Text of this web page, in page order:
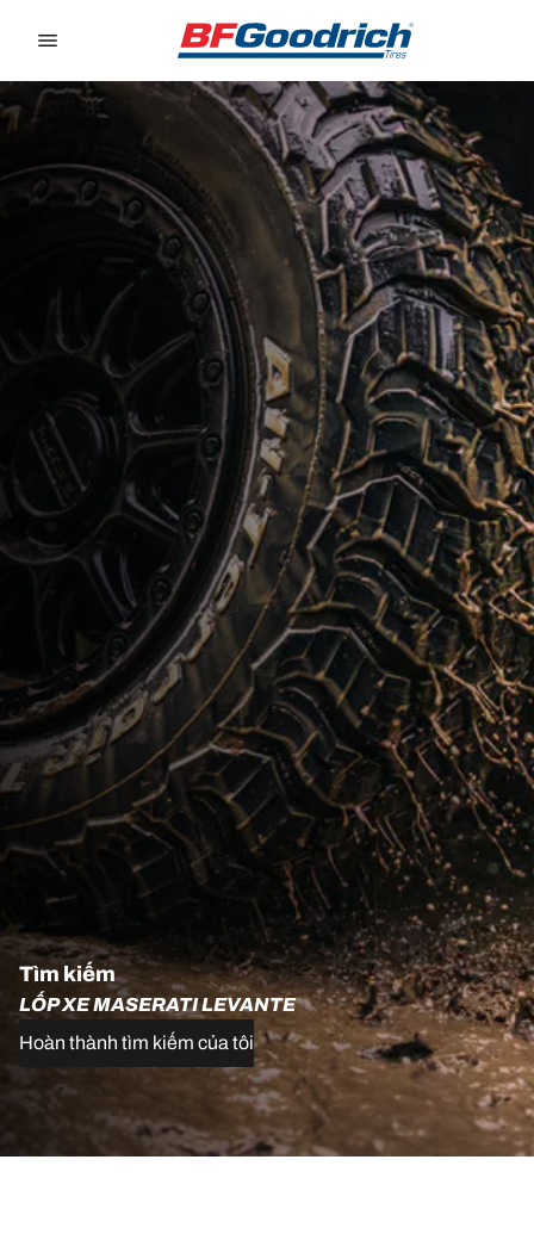
Tìm kiếm
LỐP XE MASERATI LEVANTE
Hoàn thành tìm kiếm của tôi